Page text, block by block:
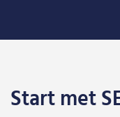
Start met